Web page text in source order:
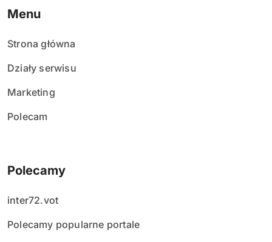
Menu
Strona główna
Działy serwisu
Marketing
Polecam
Polecamy
inter72.vot
Polecamy popularne portale